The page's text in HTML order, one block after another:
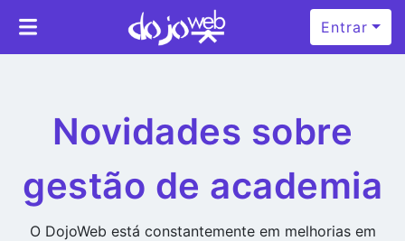
Entrar
Novidades sobre
gestão de academia
O DojoWeb está constantemente em melhorias em